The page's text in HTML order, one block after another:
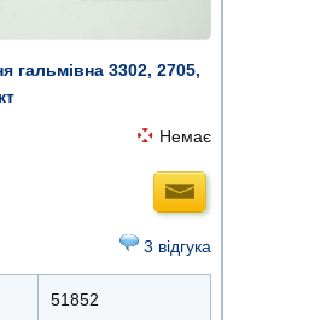
гальмівна 3302, 2705,
Немає
3 відгука
51852